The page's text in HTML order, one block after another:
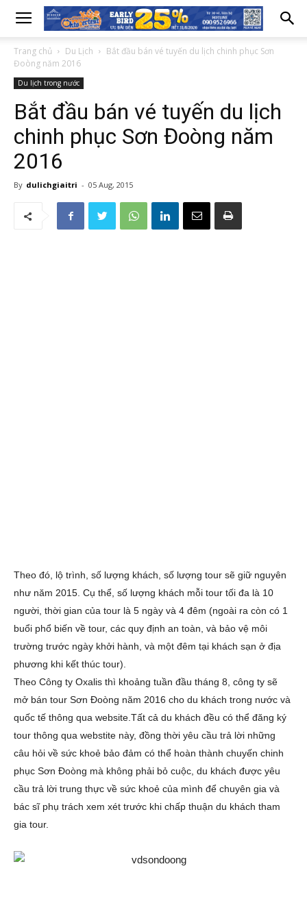
Trang chủ Du Lịch
Bắt đầu bán vé tuyến du lịch chinh phục Sơn
Đoòng năm 2016
Du lịch trong nước
Bắt đầu bán vé tuyến du lịch
chinh phục Sơn Đoòng năm
2016
By dulichgiaitri - 05 Aug, 2015
Theo đó, lộ trình, số lượng khách, số lượng tour sẽ giữ nguyên
như năm 2015. Cụ thể, số lượng khách mỗi tour tối đa là 10
người, thời gian của tour là 5 ngày và 4 đêm (ngoài ra còn có 1
buổi phổ biến về tour, các quy định an toàn, và bảo vệ môi
trường trước ngày khởi hành, và một đêm tại khách sạn ở địa
phương khi kết thúc tour).
Theo Công ty Oxalis thì khoảng tuần đầu tháng 8, công ty sẽ
mở bán tour Sơn Đoòng năm 2016 cho du khách trong nước và
quốc tế thông qua website. Tất cả du khách đều có thể đăng ký
tour thông qua webstite này, đồng thời yêu cầu trả lời những
câu hỏi về sức khoẻ bảo đảm có thể hoàn thành chuyến chinh
phục Sơn Đoòng mà không phải bỏ cuộc, du khách được yêu
cầu trả lời trung thực về sức khoẻ của mình để chuyên gia và
bác sĩ phụ trách xem xét trước khi chấp thuận du khách tham
gia tour.